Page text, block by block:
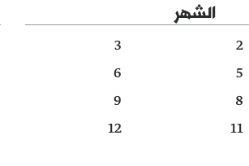
الشهر
2
3
5
6
8
9
11
12